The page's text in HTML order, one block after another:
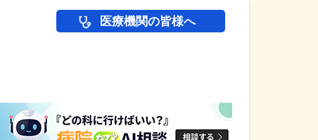
医療機関の皆様へ